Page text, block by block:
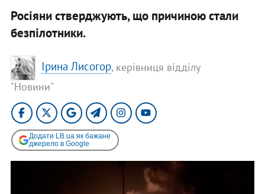
Росіяни стверджують, що причиною стали
безпілотники.
Ірина Лисогор, керівниця відділу
"Новини"
Додати LB.ua як бажане
джерело в Google